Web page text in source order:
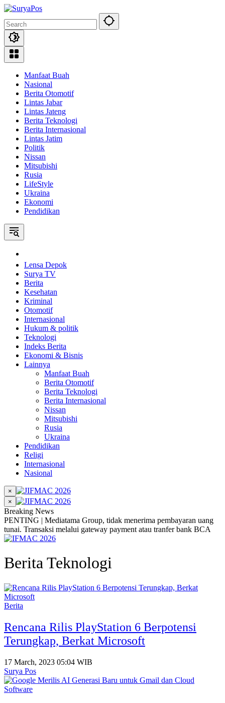
Skip
content
Manfaat Buah
Nasional
Berita Otomotif
Lintas Jabar
Lintas Jateng
Berita Teknologi
Berita Internasional
Lintas Jatim
Politik
Nissan
Mitsubishi
Rusia
LifeStyle
Ukraina
Ekonomi
Pendidikan
Lensa Depok
Surya TV
Berita
Kesehatan
Kriminal
Otomotif
Internasional
Hukum & politik
Teknologi
Indeks Berita
Ekonomi & Bisnis
Lainnya
Manfaat Buah
Berita Otomotif
Berita Teknologi
Berita Internasional
Nissan
Mitsubishi
Rusia
Ukraina
Pendidikan
Religi
Internasional
Nasional
×
×
Breaking News
PENTING | Mediatama Group, tidak menerima pembayaran uang
tunai. Transaksi melalui gateway payment atau tranfer bank BCA
Berita Teknologi
Berita
Rencana Rilis PlayStation 6 Berpotensi
Terungkap, Berkat Microsoft
17 March, 2023 05:04 WIB
Surya Pos